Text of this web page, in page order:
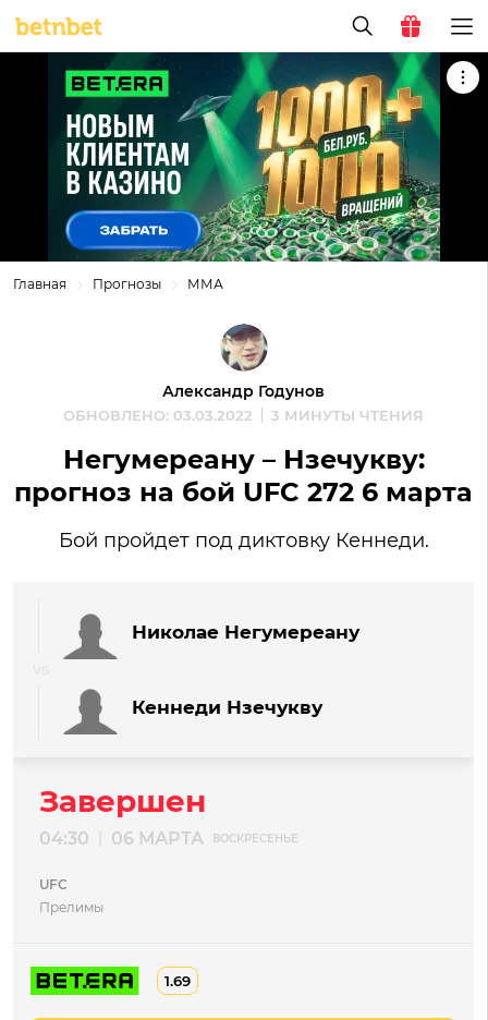
Главная Прогнозы ММА
Александр Годунов
ОБНОВЛЕНО: 03.03.2022 3 МИНУТЫ ЧТЕНИЯ
Негумереану – Нзечукву:
прогноз на бой UFC 272 6 марта
Бой пройдет под диктовку Кеннеди.
Николае Негумереану
Кеннеди Нзечукву
Завершен
04:30 06 МАРТА ВОСКРЕСЕНЬЕ
UFC
Прелимы
1.69